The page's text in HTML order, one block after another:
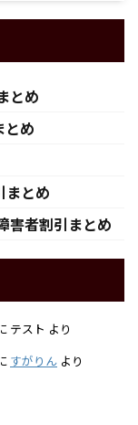
とめ
とめ
まとめ
害者割引まとめ
テスト より
すがりん より